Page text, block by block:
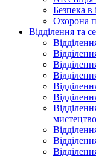
Безпека в
Охорона
Відділення та